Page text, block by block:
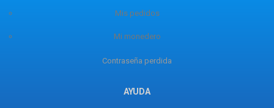
Mis pedidos
Mi monedero
Contraseña perdida
AYUDA